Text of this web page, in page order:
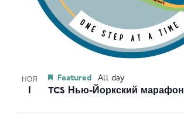
НОЯ
1 TCS Нью-Йоркский марафон
Featured All day